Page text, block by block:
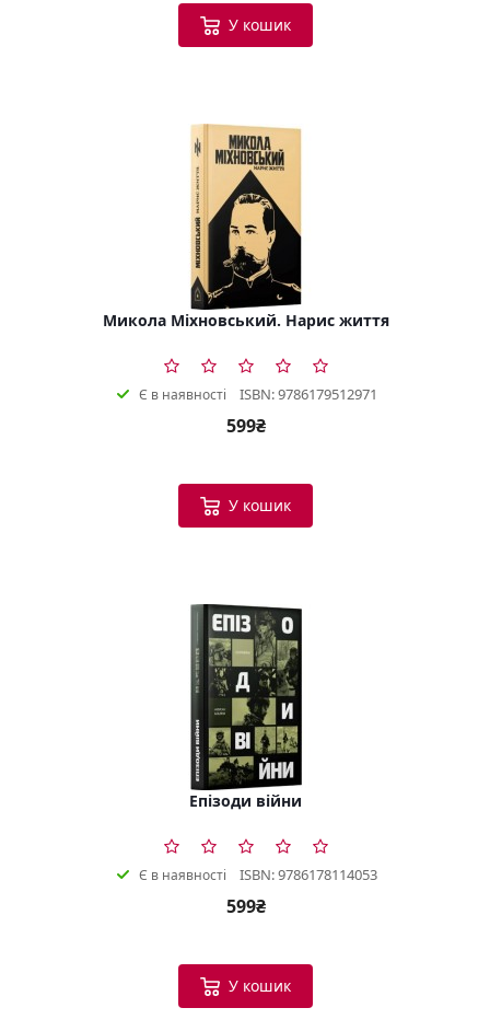
У кошик
Микола Міхновський. Нарис життя
Є в наявності ISBN: 9786179512971
599₴
У кошик
Епізоди війни
Є в наявності ISBN: 9786178114053
599₴
У кошик